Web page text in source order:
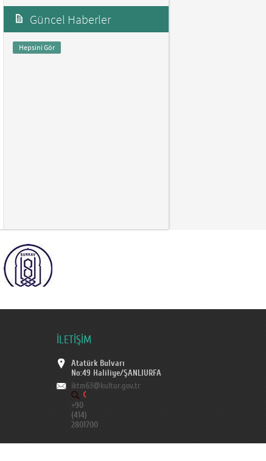
Güncel Haberler
Hepsini Gör
İLETİŞİM
Atatürk Bulvarı
No:49 Haliliye/ŞANLIURFA
iktm63@kultur.gov.tr
+90
(414)
2801700